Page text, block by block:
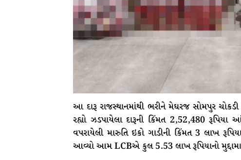
આ દારૂ રાજસ્થાનમાંથી ભરીને મેઘરજ સોમપુર
રહ્યો ઝડપાયેલા દારૂની કિંમત 2,52,480
વપરાયેલી મારુતિ ઇકો ગાડીની કિંમત 3 લાખ
આવ્યો આમ LCBએ કુલ 5.53 લાખ રૂપિયાનો